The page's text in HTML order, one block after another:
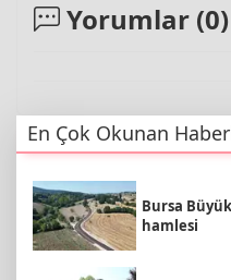
Yorumlar (0)
En Çok Okunan
Bursa
hamlesi